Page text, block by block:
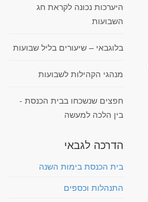
היערכות נכונה לקראת חג
השבועות
בלוגבאי – שיעורים בליל שבועות
מנהגי הקהילות לשבועות
חפצים שנשכחו בבית הכנסת -
בין הלכה למעשה
הדרכה לגבאי
בית הכנסת בימות השנה
התנהלות וכספים